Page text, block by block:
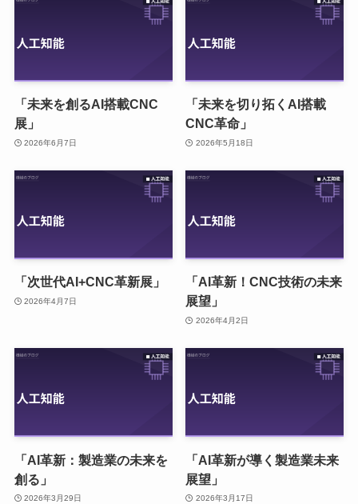
「未来を創るAI搭載CNC
展」
2026年6月7日
「未来を切り拓くAI搭載
CNC革命」
2026年5月18日
「次世代AI+CNC革新展」
2026年4月7日
「AI革新！CNC技術の未来
展望」
2026年4月2日
「AI革新：製造業の未来を
創る」
2026年3月29日
「AI革新が導く製造業未来
展望」
2026年3月17日